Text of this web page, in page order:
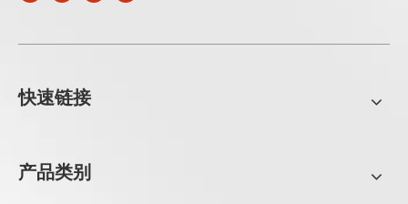
快速链接
产品类别